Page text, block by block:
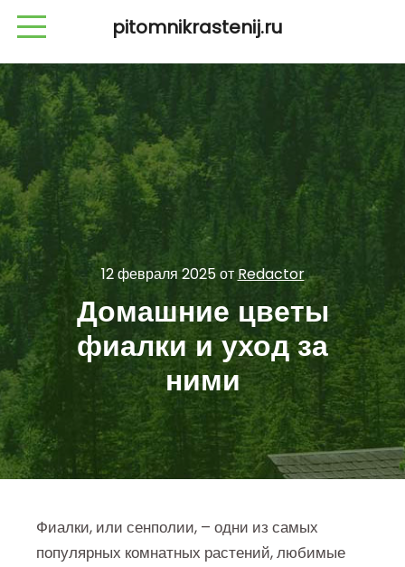
pitomnikrastenij.ru
12 февраля 2025отRedactor
Домашние цветы
фиалки и уход за
ними
Фиалки, или сенполии, – одни из самых
популярных комнатных растений, любимые